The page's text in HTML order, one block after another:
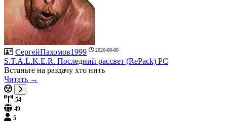
СергейПахомов1999 2026-08-06
S.T.A.L.K.E.R. Последний рассвет (RePack) PC
Встаньте на раздачу хто нить
Читать →
54
49
5